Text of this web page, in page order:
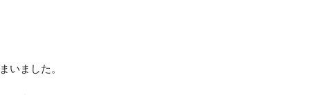
いました。